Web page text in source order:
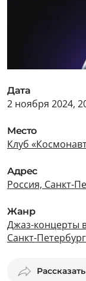
Дата
2 ноября 2024,
Место
Клуб
Адрес
Россия, Санкт-
Жанр
Джаз-концерты
Санкт-